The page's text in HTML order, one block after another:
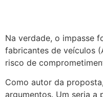
Na verdade, o impasse
fabricantes de veículos
risco de
Como autor da
argumentos. Um seria a